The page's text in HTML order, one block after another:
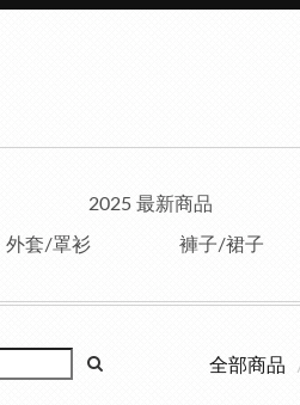
2025 最新商品
外套/罩衫 褲子/裙子
全部商品